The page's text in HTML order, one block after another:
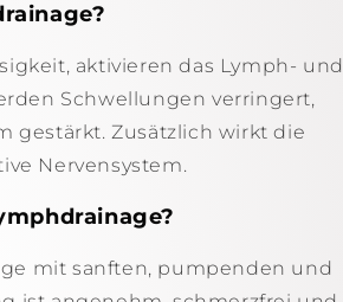
aktivieren das Lymph- und
Schwellungen verringert,
gestärkt. Zusätzlich wirkt die
Nervensystem.
mit sanften, pumpenden und